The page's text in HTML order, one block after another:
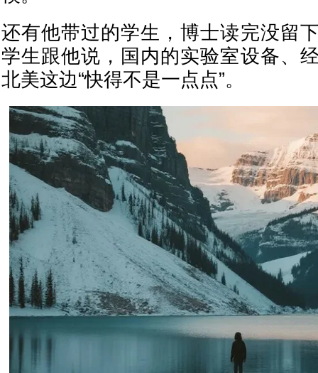
还有他带过的学生，博士读完没留
学生跟他说，国内的实验室设备、
北美这边“快得不是一点点”。